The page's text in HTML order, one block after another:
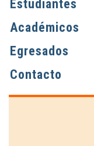
Estudiantes
Académicos
Egresados
Contacto